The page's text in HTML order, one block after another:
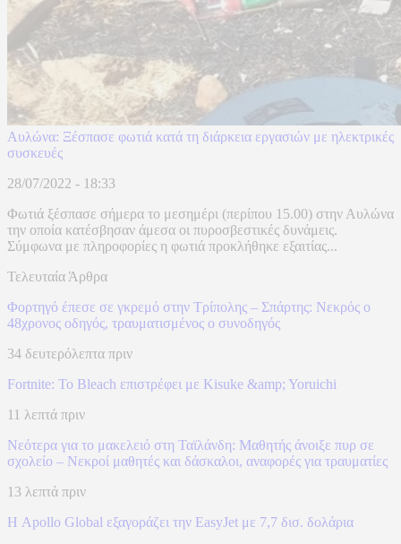
Αυλώνα: Ξέσπασε φωτιά κατά τη διάρκεια εργασιών με ηλεκτρικές
συσκευές
28/07/2022 - 18:33
Φωτιά ξέσπασε σήμερα το μεσημέρι (περίπου 15.00) στην Αυλώνα
την οποία κατέσβησαν άμεσα οι πυροσβεστικές δυνάμεις.
Σύμφωνα με πληροφορίες η φωτιά προκλήθηκε εξαιτίας...
Τελευταία Άρθρα
Φορτηγό έπεσε σε γκρεμό στην Τρίπολης – Σπάρτης: Νεκρός ο
48χρονος οδηγός, τραυματισμένος ο συνοδηγός
34 δευτερόλεπτα πριν
Fortnite: Το Bleach επιστρέφει με Kisuke &amp; Yoruichi
11 λεπτά πριν
Νεότερα για το μακελειό στη Ταϊλάνδη: Μαθητής άνοιξε πυρ σε
σχολείο – Νεκροί μαθητές και δάσκαλοι, αναφορές για τραυματίες
13 λεπτά πριν
Η Apollo Global εξαγοράζει την EasyJet με 7,7 δισ. δολάρια